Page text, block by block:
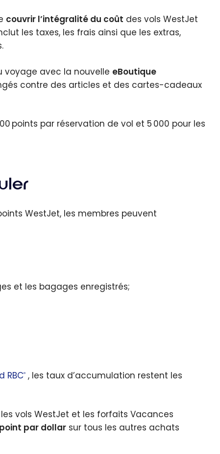
couvrir l’intégralité du coût des vols WestJet
les taxes, les frais ainsi que les extras,
voyage avec la nouvelle eBoutique
contre des articles et des cartes-cadeaux
points par réservation de vol et 5 000 pour les
WestJet, les membres peuvent
et les bagages enregistrés;
RBC® , les taux d’accumulation restent les
vols WestJet et les forfaits Vacances
point par dollar sur tous les autres achats